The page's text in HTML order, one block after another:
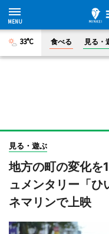
33°C 食べる 見る・
見る・遊ぶ
地方の町の変化を
ュメンタリー「ひ
ネマリンで上映